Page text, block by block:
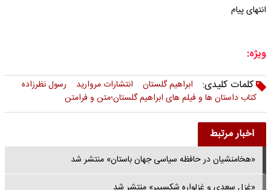
انتهای پیام
ویژه:
کلمات کلیدی:
ابراهیم گلستان انتشارات مروارید
رسول نظرزاده
کتاب داستان ها و فیلم های ابراهیم گلستان؛متن و فرامتن
اخبار مرتبط
«هخامنشیان در حافظه سیاسی جهان باستان» منتشر شد